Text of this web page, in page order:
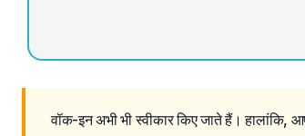
वॉक-इन अभी भी स्वीकार किए जाते हैं। हालांकि,